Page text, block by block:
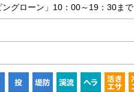
ングローン」10：00～19：30まで